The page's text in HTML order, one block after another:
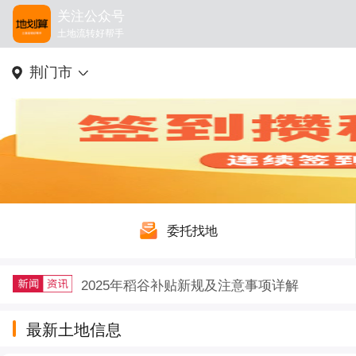
关注公众号
土地流转好帮手
荆门市
委托找地
2025年稻谷补贴新规及注意事项详解
户籍迁出再迁回，土地征收补偿要不要给？
最新土地信息